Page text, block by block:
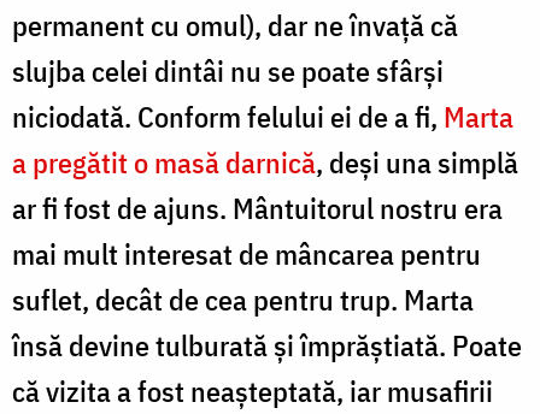
permanent cu omul), dar ne învață că
slujba celei dintâi nu se poate sfârși
niciodată. Conform felului ei de a fi, Marta
a pregătit o masă darnică, deși una simplă
ar fi fost de ajuns. Mântuitorul nostru era
mai mult interesat de mâncarea pentru
suflet, decât de cea pentru trup. Marta
însă devine tulburată și împrăștiată. Poate
că vizita a fost neașteptată, iar musafirii